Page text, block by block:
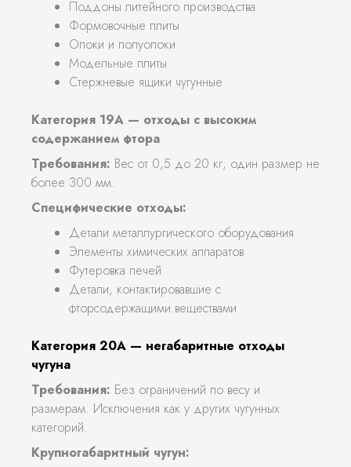
Поддоны литейного производства
Формовочные плиты
Опоки и полуопоки
Модельные плиты
Стержневые ящики чугунные
Категория 19А — отходы с высоким
содержанием фтора
Требования: Вес от 0,5 до 20 кг, один размер не
более 300 мм.
Специфические отходы:
Детали металлургического оборудования
Элементы химических аппаратов
Футеровка печей
Детали, контактировавшие с
фторсодержащими веществами
Категория 20А — негабаритные отходы
чугуна
Требования: Без ограничений по весу и
размерам. Исключения как у других чугунных
категорий.
Крупногабаритный чугун: